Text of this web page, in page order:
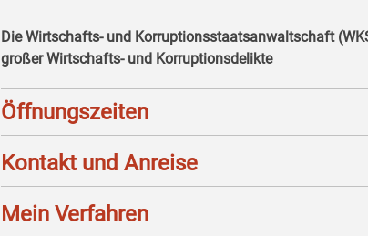
Die Wirtschafts- und Korruptionsstaatsanwaltschaft
großer Wirtschafts- und Korruptionsdelikte
Öffnungszeiten
Kontakt und Anreise
Mein Verfahren